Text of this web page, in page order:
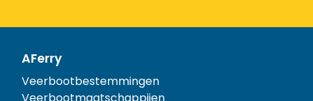
AFerry
Veerbootbestemmingen